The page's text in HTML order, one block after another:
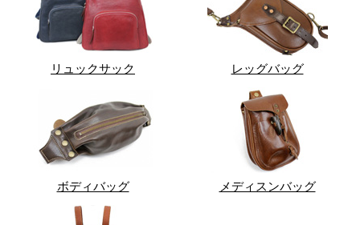
リュックサック レッグバッグ
ボディバッグ メディスンバッグ